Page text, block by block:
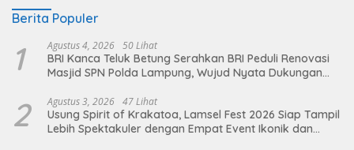
Berita Populer
1 Agustus 4, 2026 50 Lihat
BRI Kanca Teluk Betung Serahkan BRI Peduli Renovasi
Masjid SPN Polda Lampung, Wujud Nyata Dukungan
2 Agustus 3, 2026 47 Lihat
Usung Spirit of Krakatoa, Lamsel Fest 2026 Siap Tampil
Lebih Spektakuler dengan Empat Event Ikonik dan